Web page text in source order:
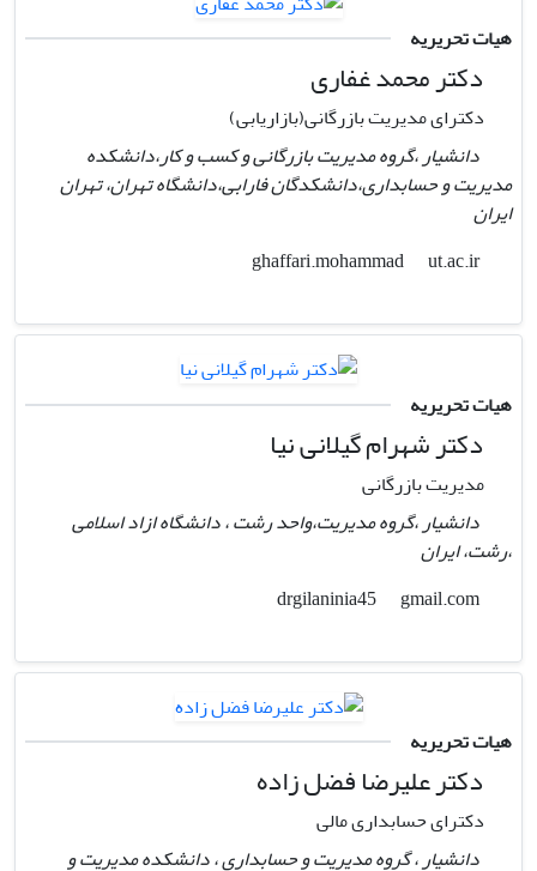
هیات تحریریه
دکتر محمد غفاری
دکترای مدیریت بازرگانی(بازاریابی)
دانشیار ،گروه مدیریت بازرگانی و کسب و کار،دانشکده
مدیریت و حسابداری،دانشکدگان فارابی،دانشگاه تهران، تهران
ایران
ghaffari.mohammad
ut.ac.ir
هیات تحریریه
دکتر شهرام گیلانی نیا
مدیریت بازرگانی
دانشیار ،گروه مدیریت،واحد رشت ، دانشگاه ازاد اسلامی
،رشت، ایران
gmail.com
هیات تحریریه
دکتر علیرضا فضل زاده
دکترای حسابداری مالی
دانشیار ، گروه مدیریت و حسابداری ، دانشکده مدیریت و